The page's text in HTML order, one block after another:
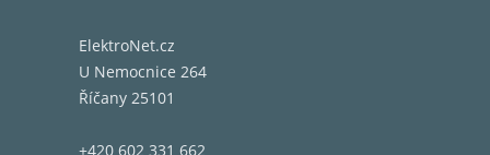
ElektroNet.cz
U Nemocnice 264
Říčany 25101
+420 602 331 662